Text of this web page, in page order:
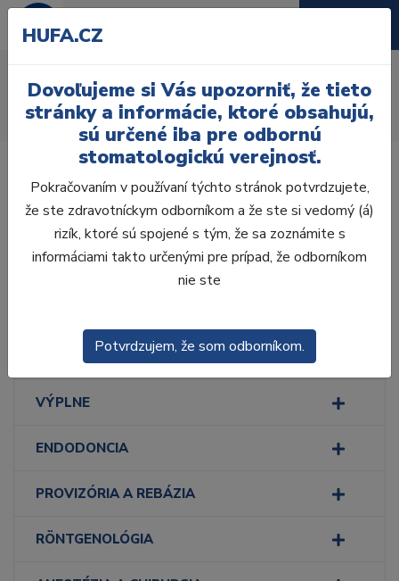
Úvod Ordinácia
Ručné nástroje
Vyšetrovacie nástroje
Zrkadielka, držadielka
Laboratórium, Zub.
technika
ODLTAČKOVANIE
VÝPLNE
ENDODONCIA
PROVIZÓRIA A REBÁZIA
RÖNTGENOLÓGIA
HUFA.CZ
Dovoľujeme si Vás upozorniť, že tieto
stránky a informácie, ktoré obsahujú,
sú určené iba pre odbornú
stomatologickú verejnosť.
Pokračovaním v používaní týchto stránok potvrdzujete,
že ste zdravotníckym odborníkom a že ste si vedomý (á)
rizík, ktoré sú spojené s tým, že sa zoznámite s
informáciami takto určenými pre prípad, že odborníkom
nie ste
Potvrdzujem, že som odborníkom.